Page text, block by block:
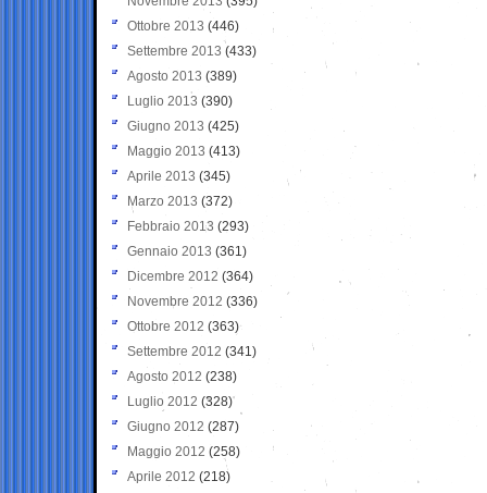
Ottobre 2013 (446)
Settembre 2013 (433)
Agosto 2013 (389)
Luglio 2013 (390)
Giugno 2013 (425)
Maggio 2013 (413)
Aprile 2013 (345)
Marzo 2013 (372)
Febbraio 2013 (293)
Gennaio 2013 (361)
Dicembre 2012 (364)
Novembre 2012 (336)
Ottobre 2012 (363)
Settembre 2012 (341)
Agosto 2012 (238)
Luglio 2012 (328)
Giugno 2012 (287)
Maggio 2012 (258)
Aprile 2012 (218)